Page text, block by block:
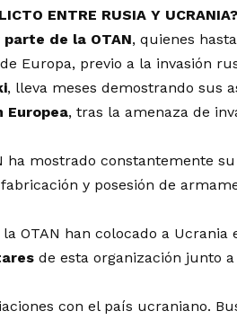
ENTRE RUSIA Y UCRANIA?
parte de la OTAN, quienes
Europa, previo a la invasión
, lleva meses demostrando sus
Europea, tras la amenaza de
ha mostrado constantemente
y posesión de
la OTAN han colocado a Ucrania
de esta organización junto
con el país ucraniano.